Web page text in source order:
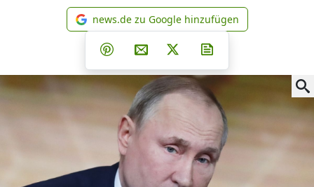
news.de zu Google
news.de zu Google hinzufügen
Teilen auf Facebook
Teilen auf Whatsapp
Teilen auf Telegram
Teilen auf Pinterest
Per E-Mail teilen
Post auf X